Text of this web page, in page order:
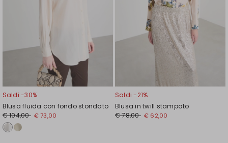
Saldi -30%
Blusa fluida con fondo stondato
€ 104,00 € 73,00
Saldi -21%
Blusa in twill stampato
€ 78,00 € 62,00